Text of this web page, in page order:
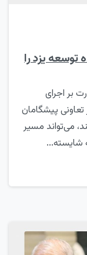
توسعه یزد را
بر اجرای
اگر تعاونی پیشگامان
می‌تواند مسیر
شایسته...